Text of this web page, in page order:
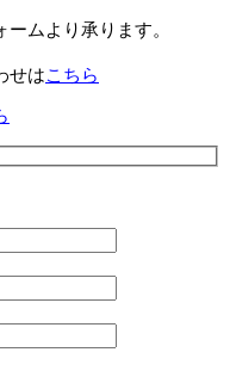
ムより承ります。
せはこちら